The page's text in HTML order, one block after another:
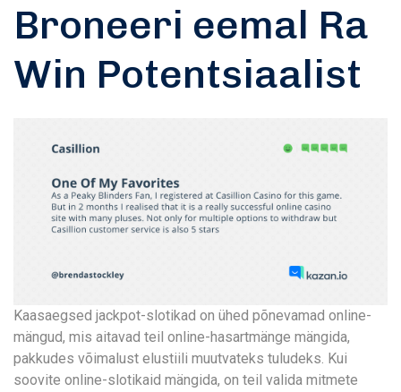
Broneeri eemal Ra
Win Potentsiaalist
Kaasaegsed jackpot-slotikad on ühed põnevamad online-
mängud, mis aitavad teil online-hasartmänge mängida,
pakkudes võimalust elustiili muutvateks tuludeks. Kui
soovite online-slotikaid mängida, on teil valida mitmete